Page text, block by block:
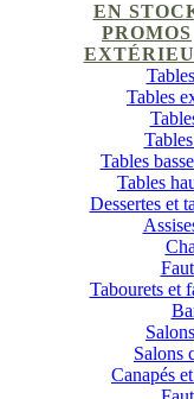
EN
PROMOS
Tables
Tables
Tables
Tables
Dessertes et
Tabourets et
Salons
Salons
Canapés